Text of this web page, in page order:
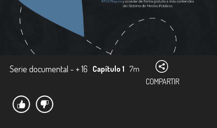
Serie documental - + 16 Capítulo 1 7m
COMPARTIR